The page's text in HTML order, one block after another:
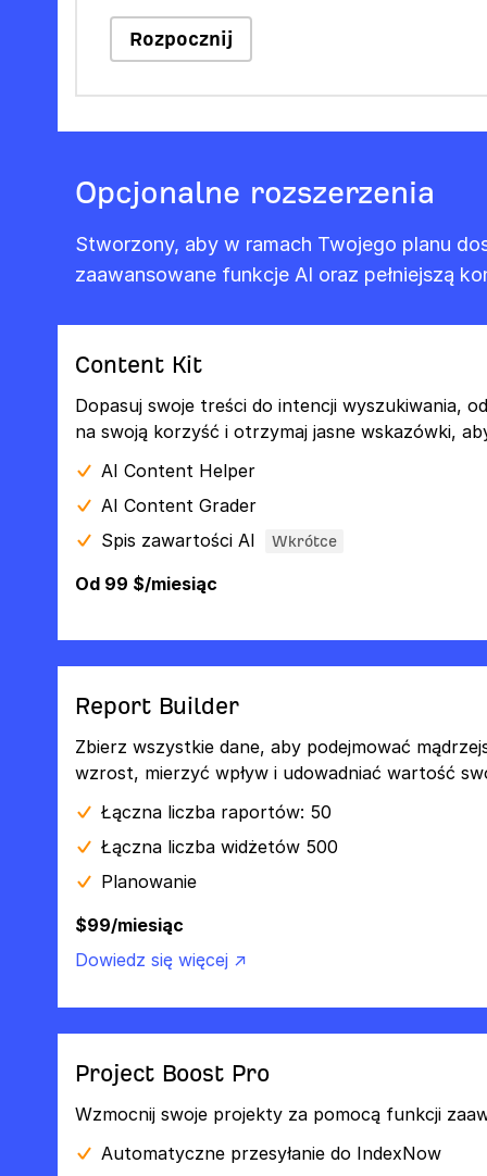
Rozpocznij
Opcjonalne rozszerzenia
Stworzony, aby w ramach Twojego planu
zaawansowane funkcje AI oraz pełniejszą
Content Kit
Dopasuj swoje treści do intencji wyszukiwania,
na swoją korzyść i otrzymaj jasne wskazówki,
AI Content Helper
AI Content Grader
Spis zawartości AI
Wkrótce
Od 99 $/miesiąc
Report Builder
Zbierz wszystkie dane, aby podejmować
wzrost, mierzyć wpływ i udowadniać wartość
Łączna liczba raportów: 50
Łączna liczba widżetów 500
Planowanie
$99/miesiąc
Dowiedz się więcej ↗
Project Boost Pro
Wzmocnij swoje projekty za pomocą funkcji
Automatyczne przesyłanie do IndexNow